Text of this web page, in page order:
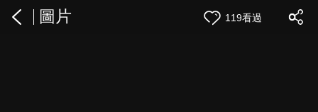
圖片 119看過